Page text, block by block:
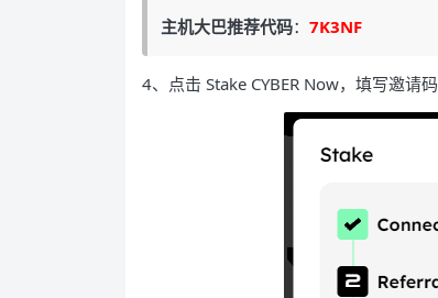
主机大巴推荐代码： 7K3NF
4、点击 Stake CYBER Now，填写邀请码